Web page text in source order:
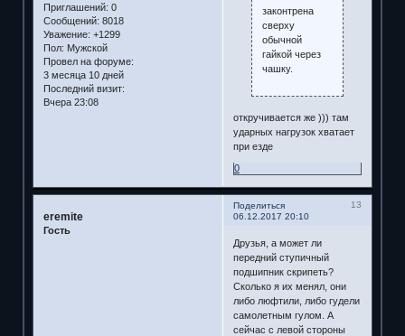
Приглашений: 0
Сообщений: 8018
Уважение: +1299
Пол: Мужской
Провел на форуме:
3 месяца 10 дней
Последний визит:
Вчера 23:08
законтрена
сверху
обычной
гайкой через
чашку.
откручивается же ))) там
ударных нагрузок хватает
при езде
0
Поделиться
13
06.12.2017 20:10
eremite
Гость
Друзья, а может ли
передний ступичный
подшипник скрипеть?
Сколько я их менял, они
либо люфтили, либо гудели
самолетным гулом. А
сейчас с левой стороны